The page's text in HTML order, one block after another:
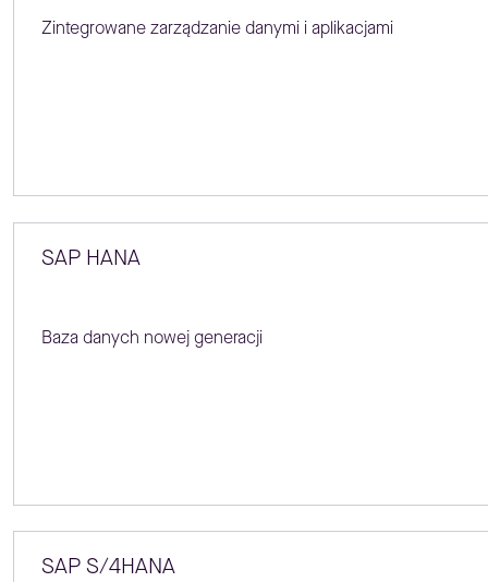
Zintegrowane zarządzanie danymi i aplikacjami
SAP HANA
Baza danych nowej generacji
SAP S/4HANA